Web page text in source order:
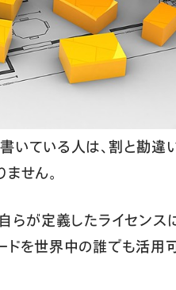
ている人は、割と勘違
せん。
らが定義したライセン
ドを世界中の誰でも活用